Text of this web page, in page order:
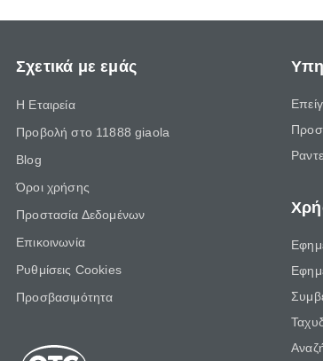
Σχετικά με εμάς
Η Εταιρεία
Προβολή στο 11888 giaola
Blog
Όροι χρήσης
Προστασία Δεδομένων
Επικοινωνία
Ρυθμίσεις Cookies
Προσβασιμότητα